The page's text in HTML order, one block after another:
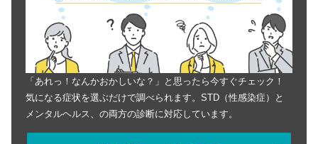
「あれっ！なんかおかしいな？」と思ったら今すぐチェック！
気になる症状を選ぶだけで調べられます。STD（性感染症）と
メンタルヘルス、の両方の診断に対応しています。